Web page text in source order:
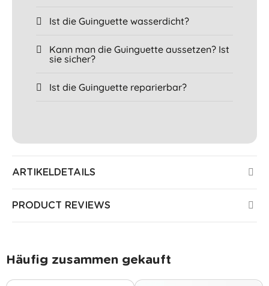
Ist die Guinguette wasserdicht?
Kann man die Guinguette aussetzen? Ist
sie sicher?
Ist die Guinguette reparierbar?
ARTIKELDETAILS
PRODUCT REVIEWS
Häufig zusammen gekauft